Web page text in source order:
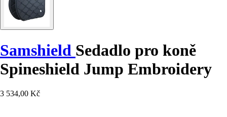
Samshield Sedadlo pro koně
Spineshield Jump Embroidery
3 534,00 Kč